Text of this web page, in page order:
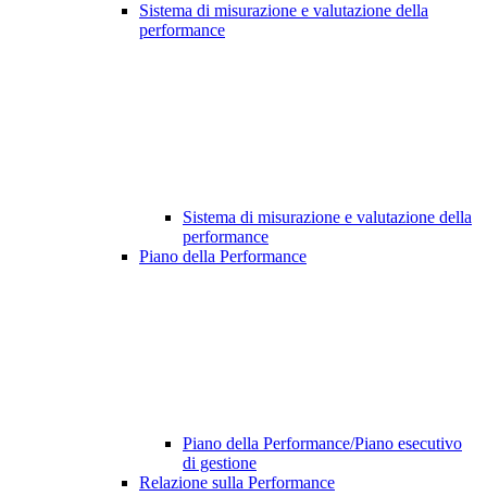
Sistema di misurazione e valutazione della
performance
Sistema di misurazione e valutazione della
performance
Piano della Performance
Piano della Performance/Piano esecutivo
di gestione
Relazione sulla Performance